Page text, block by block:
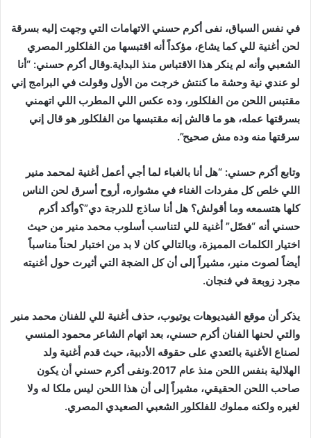
في نفس السياق، نفى أكرم حسني الاتهامات التي وجهت إليه بسرقة
لحن أغنية للي كما يشاع، مؤكداً أنه اقتبسها من الفلكلور المصري
الشعبي وأنه لم ينكر هذا الاقتباس منذ البداية.وقال أكرم حسني: “أنا
لو عندي نية وحشة ما كنتش خرجت من الأول وقولت في البرامج إني
مقتبس اللحن من الفلكلور، وده عكس اللي المطرب اللي اتهمني
بسرقتها عمله، هو ما قالش إنه مقتبسها من الفلكلور هو قال إني
سرقتها منه وده مش صحيح”.
وتابع أكرم حسني: “هل أنا بالغباء لما أجي أعمل أغنية لمحمد منير
اللي خلص كل مفردات الغناء في مشواره، أروح أسرق لحن الناس
كلها هتسمعه وما أقولش؟ هل أنا ساذج للدرجة دي”؟وأكد أكرم
حسني أنه “فصّل” أغنية للي لتناسب أسلوب محمد منير من حيث
اختيار الكلمات المميزة، وبالتالي كان لا بد من اختبار لحناً مناسباً
أيضاً لصوت منير، مشيراً إلى أن كل الضجة التي أثيرت حول أغنيته
مجرد زوبعة في فنجان.
يذكر أن موقع الفيديوهات يوتيوب، حذف أغنية للي للفنان محمد منير
والتي لحنها الفنان أكرم حسني، بعد اتهام الشاعر محمود المنسي
لصناع الأغنية بالتعدي على حقوقه الأدبية، حيث قدم أغنية ولد
الهلالية بنفس اللحن منذ عام 2017.ونفى أكرم حسني أن يكون
صاحب اللحن الحقيقي، مشيراً إلى أن هذا اللحن ليس ملكا له ولا
لغيره ولكنه مملوك للفلكلور الشعبي الصعيدي المصري.